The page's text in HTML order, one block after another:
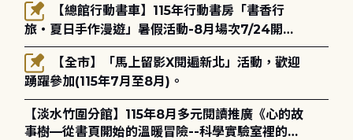
旅・夏日手作漫遊」暑假活動-8月場次7/24開始
報名
踴躍參加(115年7月至8月)。
【淡水竹圍分館】115年8月多元閱讀推廣《心的故
事樹—從書頁開始的溫暖冒險--科學實驗室裡的放